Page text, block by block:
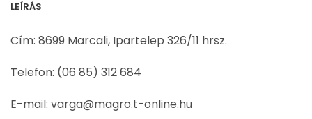
LEÍRÁS
Cím: 8699 Marcali, Ipartelep 326/11 hrsz.
Telefon: (06 85) 312 684
E-mail: varga@magro.t-online.hu